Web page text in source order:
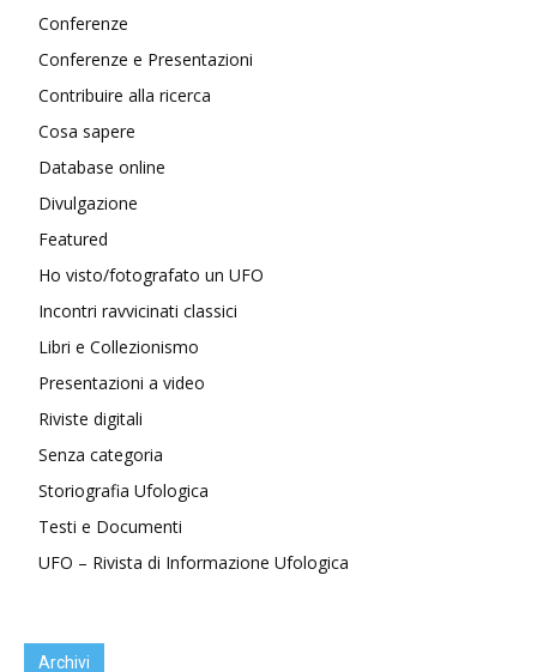
Conferenze
Conferenze e Presentazioni
Contribuire alla ricerca
Cosa sapere
Database online
Divulgazione
Featured
Ho visto/fotografato un UFO
Incontri ravvicinati classici
Libri e Collezionismo
Presentazioni a video
Riviste digitali
Senza categoria
Storiografia Ufologica
Testi e Documenti
UFO – Rivista di Informazione Ufologica
Archivi